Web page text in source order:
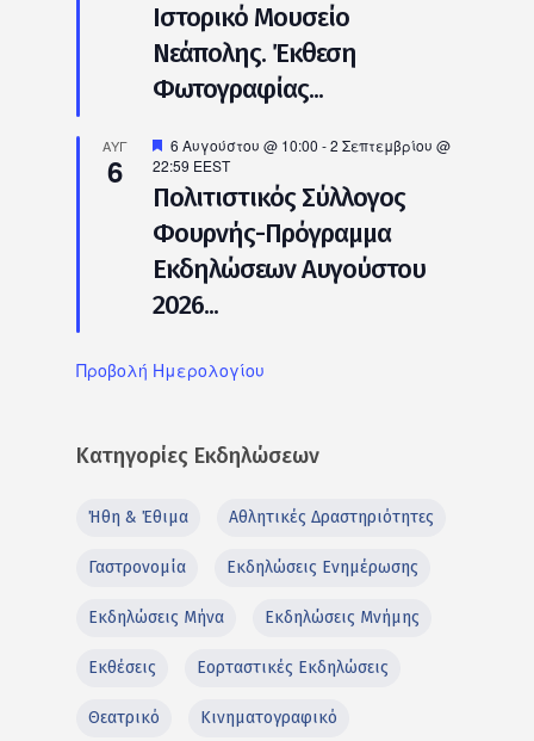
Ιστορικό Μουσείο
Νεάπολης. Έκθεση
Φωτογραφίας...
ΑΥΓ
6
Προτεινόμενο
6 Αυγούστου @ 10:00 -2 Σεπτεμβρίου @
22:59 EEST
Πολιτιστικός Σύλλογος
Φουρνής-Πρόγραμμα
Εκδηλώσεων Αυγούστου
2026...
Προβολή Ημερολογίου
Κατηγορίες Εκδηλώσεων
Ήθη & Έθιμα Αθλητικές Δραστηριότητες
Γαστρονομία Εκδηλώσεις Ενημέρωσης
Εκδηλώσεις Μήνα Εκδηλώσεις Μνήμης
Εκθέσεις Εορταστικές Εκδηλώσεις
Θεατρικό Κινηματογραφικό